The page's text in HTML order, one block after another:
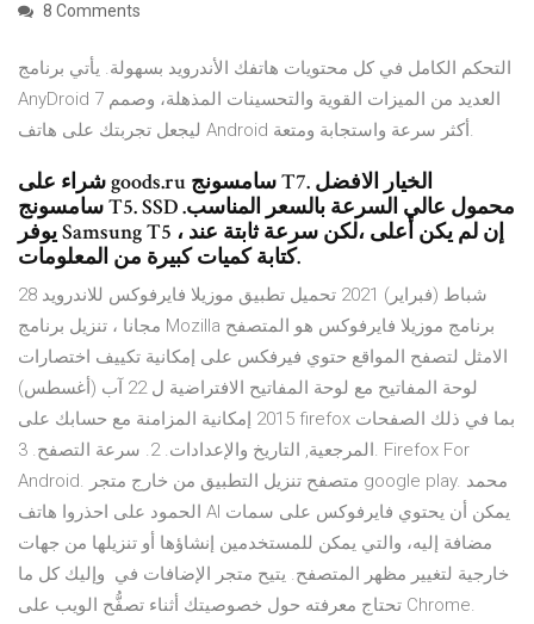
8 Comments
التحكم الكامل في كل محتويات هاتفك الأندرويد بسهولة. يأتي برنامج
AnyDroid 7 العديد من الميزات القوية والتحسينات المذهلة، وصمم
ليجعل تجربتك على هاتف Android أكثر سرعة واستجابة ومتعة.
شراء على goods.ru سامسونج T7. الخيار الافضل
سامسونج T5. SSD محمول عالي السرعة بالسعر المناسب.
يوفر Samsung T5 ، إن لم يكن أعلى ،لكن سرعة ثابتة عند
كتابة كميات كبيرة من المعلومات.
28 شباط (فبراير) 2021 تحميل تطبيق موزيلا فايرفوكس للاندرويد
مجانا ، تنزيل برنامج Mozilla برنامج موزيلا فايرفوكس هو المتصفح
الامثل لتصفح المواقع حتوي فيرفكس على إمكانية تكييف اختصارات
لوحة المفاتيح مع لوحة المفاتيح الافتراضية ل 22 آب (أغسطس)
2015 إمكانية المزامنة مع حسابك على firefox بما في ذلك الصفحات
المرجعية, التاريخ والإعدادات. 2. سرعة التصفح. 3. Firefox For
Android. متصفح تنزيل التطبيق من خارج متجر google play. محمد
الحمود على احذروا هاتف Al يمكن أن يحتوي فايرفوكس على سمات
مضافة إليه، والتي يمكن للمستخدمين إنشاؤها أو تنزيلها من جهات
خارجية لتغيير مظهر المتصفح. يتيح متجر الإضافات في وإليك كل ما
تحتاج معرفته حول خصوصيتك أثناء تصفُّح الويب على Chrome.